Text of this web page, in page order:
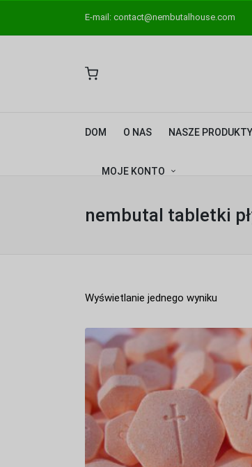
E-mail: contact@nembutalhouse.com
DOM O NAS NASZE PRODUKTY
MOJE KONTO
nembutal tabletki
Wyświetlanie jednego wyniku